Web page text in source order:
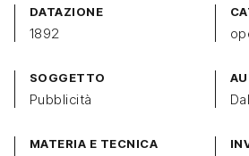
DATAZIONE
1892
SOGGETTO
Pubblicità
MATERIA E TECNICA